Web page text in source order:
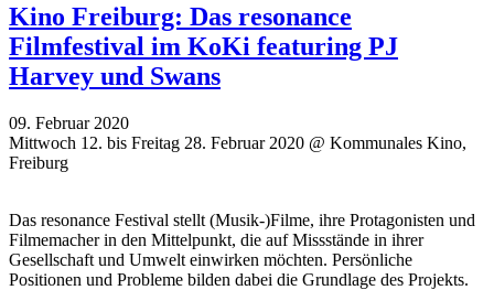
Kino Freiburg: Das resonance
Filmfestival im KoKi featuring PJ
Harvey und Swans
09. Februar 2020
Mittwoch 12. bis Freitag 28. Februar 2020 @ Kommunales Kino,
Freiburg
Das resonance Festival stellt (Musik-)Filme, ihre Protagonisten und
Filmemacher in den Mittelpunkt, die auf Missstände in ihrer
Gesellschaft und Umwelt einwirken möchten. Persönliche
Positionen und Probleme bilden dabei die Grundlage des Projekts.